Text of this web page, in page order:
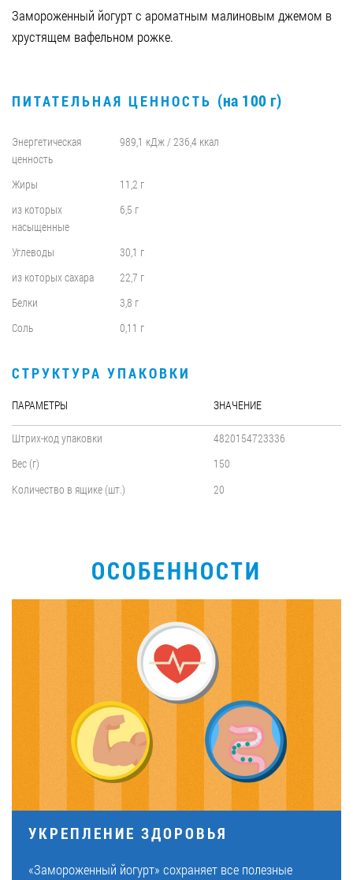
Замороженный йогурт с ароматным малиновым джемом в
хрустящем вафельном рожке.
ПИТАТЕЛЬНАЯ ЦЕННОСТЬ (на 100 г)
Энергетическая
ценность
989,1 кДж / 236,4 ккал
Жиры
11,2 г
из которых
насыщенные
6,5 г
Углеводы
30,1 г
из которых сахара
22,7 г
Белки
3,8 г
Соль
0,11 г
СТРУКТУРА УПАКОВКИ
ПАРАМЕТРЫ ЗНАЧЕНИЕ
Штрих-код упаковки
4820154723336
Вес (г)
150
Количество в ящике (шт.)
20
ОСОБЕННОСТИ
УКРЕПЛЕНИЕ ЗДОРОВЬЯ
«Замороженный йогурт» сохраняет все полезные